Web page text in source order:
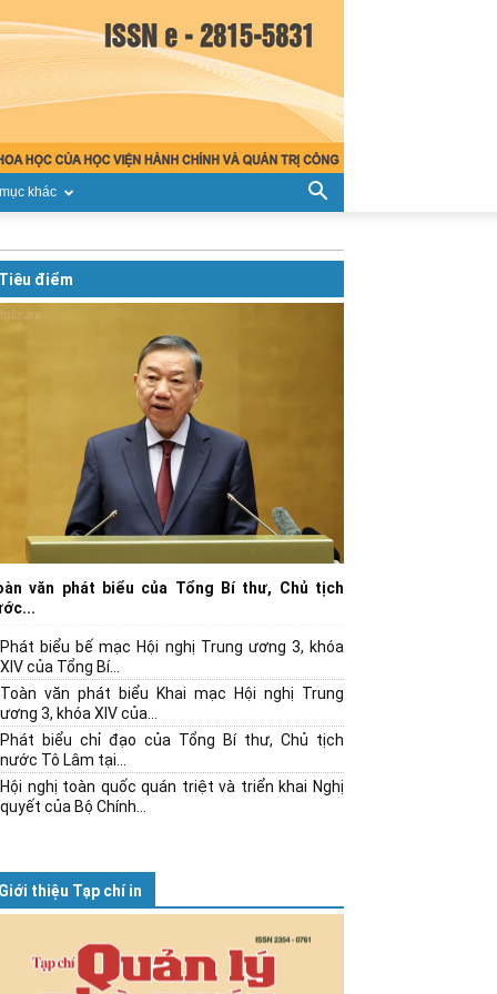
khác
Tiêu điểm
văn phát biểu của Tổng Bí thư, Chủ tịch
Phát biểu bế mạc Hội nghị Trung ương 3, khóa
XIV của Tổng Bí...
Toàn văn phát biểu Khai mạc Hội nghị Trung
ương 3, khóa XIV của...
Phát biểu chỉ đạo của Tổng Bí thư, Chủ tịch
nước Tô Lâm tại...
Hội nghị toàn quốc quán triệt và triển khai Nghị
quyết của Bộ Chính...
Giới thiệu Tạp chí in